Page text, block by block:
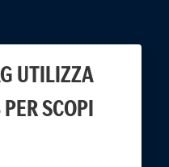
UTILIZZA
SCOPI